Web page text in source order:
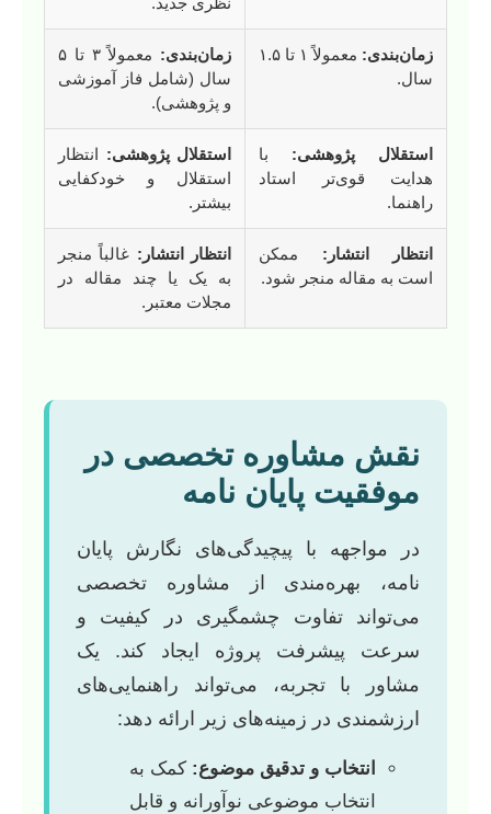
زمان‌بندی:
معمولاً ۱ تا ۱.۵
سال.
زمان‌بندی:
معمولاً ۳ تا ۵
سال (شامل فاز آموزشی
و پژوهشی).
استقلال پژوهشی: با
هدایت قوی‌تر استاد
راهنما.
استقلال پژوهشی: انتظار
استقلال و خودکفایی
بیشتر.
انتظار انتشار: ممکن
است به مقاله منجر شود.
انتظار انتشار: غالباً منجر
به یک یا چند مقاله در
مجلات معتبر.
نقش مشاوره تخصصی در
موفقیت پایان نامه
در مواجهه با پیچیدگی‌های نگارش پایان
نامه، بهره‌مندی از مشاوره تخصصی
می‌تواند تفاوت چشمگیری در کیفیت و
سرعت پیشرفت پروژه ایجاد کند. یک
مشاور با تجربه، می‌تواند راهنمایی‌های
ارزشمندی در زمینه‌های زیر ارائه دهد:
انتخاب و تدقیق موضوع: کمک به
انتخاب موضوعی نوآورانه و قابل